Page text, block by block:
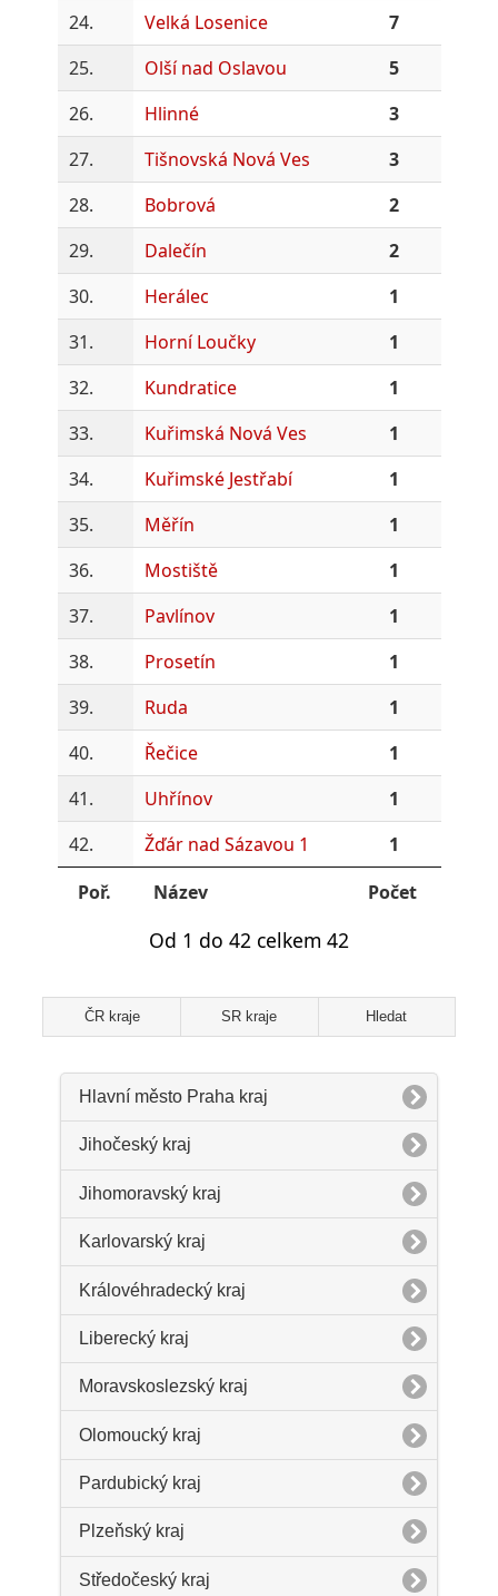
24.
Velká Losenice
7
25.
Olší nad Oslavou
5
26.
Hlinné
3
27.
Tišnovská Nová Ves
3
28.
Bobrová
2
29.
Dalečín
2
30.
Herálec
1
31.
Horní Loučky
1
32.
Kundratice
1
33.
Kuřimská Nová Ves
1
34.
Kuřimské Jestřabí
1
35.
Měřín
1
36.
Mostiště
1
37.
Pavlínov
1
38.
Prosetín
1
39.
Ruda
1
40.
Řečice
1
41.
Uhřínov
1
42.
Žďár nad Sázavou 1
1
Poř.
Název Počet
Od 1 do 42 celkem 42
ČR kraje SR kraje Hledat
Hlavní město Praha kraj
Jihočeský kraj
Jihomoravský kraj
Karlovarský kraj
Královéhradecký kraj
Liberecký kraj
Moravskoslezský kraj
Olomoucký kraj
Pardubický kraj
Plzeňský kraj
Středočeský kraj